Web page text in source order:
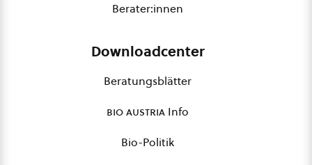
Berater:innen
Downloadcenter
Beratungsblätter
bio austria Info
Bio-Politik